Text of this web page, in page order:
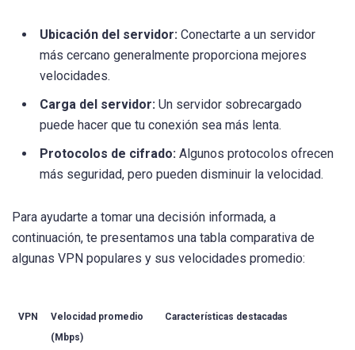
Ubicación del servidor: Conectarte a un servidor
más cercano generalmente proporciona mejores
velocidades.
Carga del servidor: Un servidor sobrecargado
puede hacer que tu conexión sea más lenta.
Protocolos de cifrado: Algunos protocolos ofrecen
más seguridad, pero pueden disminuir la velocidad.
Para ayudarte a tomar una decisión informada, a
continuación, te presentamos una tabla comparativa de
algunas VPN populares y sus velocidades promedio:
VPN
Velocidad promedio
(Mbps)
Características destacadas